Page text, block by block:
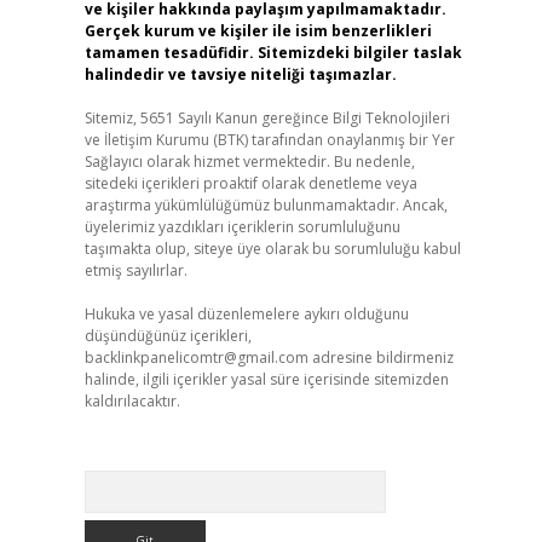
ve kişiler hakkında paylaşım yapılmamaktadır.
Gerçek kurum ve kişiler ile isim benzerlikleri
tamamen tesadüfidir. Sitemizdeki bilgiler taslak
halindedir ve tavsiye niteliği taşımazlar.
Sitemiz, 5651 Sayılı Kanun gereğince Bilgi Teknolojileri
ve İletişim Kurumu (BTK) tarafından onaylanmış bir Yer
Sağlayıcı olarak hizmet vermektedir. Bu nedenle,
sitedeki içerikleri proaktif olarak denetleme veya
araştırma yükümlülüğümüz bulunmamaktadır. Ancak,
üyelerimiz yazdıkları içeriklerin sorumluluğunu
taşımakta olup, siteye üye olarak bu sorumluluğu kabul
etmiş sayılırlar.
Hukuka ve yasal düzenlemelere aykırı olduğunu
düşündüğünüz içerikleri,
backlinkpanelicomtr@gmail.com adresine bildirmeniz
halinde, ilgili içerikler yasal süre içerisinde sitemizden
kaldırılacaktır.